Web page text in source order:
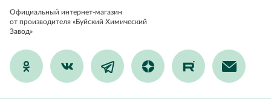
Официальный интернет-магазин
от производителя «Буйский Химический
Завод»